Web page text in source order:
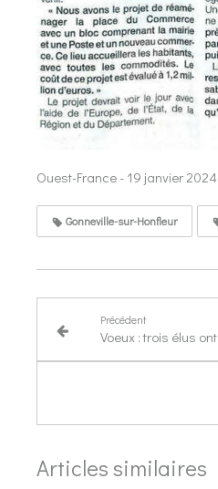
Ouest-France - 19 janvier 2024
Gonneville-sur-Honfleur
Précédent
Articles similaires